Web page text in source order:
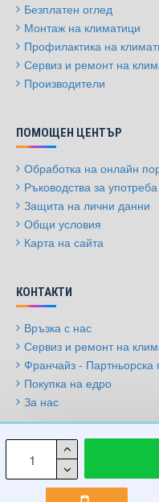
Безплатен оглед
Монтаж на климатици
Профилактика на
Сервиз и ремонт на
Производители
ПОМОЩЕН ЦЕНТЪР
Обработка на онлайн
Ръководства за употреба
Защита на лични данни
Общи условия
Карта на сайта
КОНТАКТИ
Връзка с нас
Сервиз и ремонт на
Франчайз - Партньорска
Покупка на едро
За нас
© 2009-2026,